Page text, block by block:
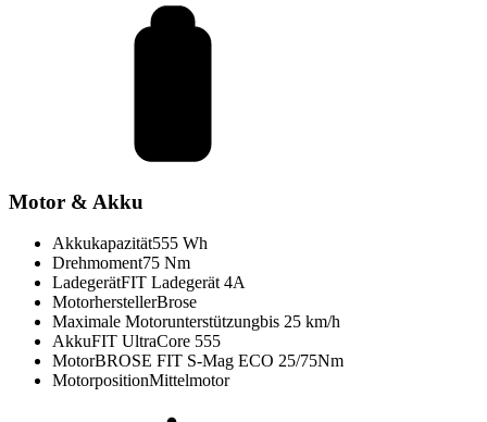
Motor & Akku
Akkukapazität555 Wh
Drehmoment75 Nm
LadegerätFIT Ladegerät 4A
MotorherstellerBrose
Maximale Motorunterstützungbis 25 km/h
AkkuFIT UltraCore 555
MotorBROSE FIT S-Mag ECO 25/75Nm
MotorpositionMittelmotor